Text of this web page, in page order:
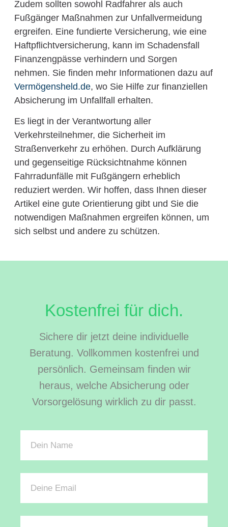
Zudem sollten sowohl Radfahrer als auch
Fußgänger Maßnahmen zur Unfallvermeidung
ergreifen. Eine fundierte Versicherung, wie eine
Haftpflichtversicherung, kann im Schadensfall
Finanzengpässe verhindern und Sorgen
nehmen. Sie finden mehr Informationen dazu auf
Vermögensheld.de, wo Sie Hilfe zur finanziellen
Absicherung im Unfallfall erhalten.
Es liegt in der Verantwortung aller
Verkehrsteilnehmer, die Sicherheit im
Straßenverkehr zu erhöhen. Durch Aufklärung
und gegenseitige Rücksichtnahme können
Fahrradunfälle mit Fußgängern erheblich
reduziert werden. Wir hoffen, dass Ihnen dieser
Artikel eine gute Orientierung gibt und Sie die
notwendigen Maßnahmen ergreifen können, um
sich selbst und andere zu schützen.
Kostenfrei für dich.
Sichere dir jetzt deine individuelle
Beratung. Vollkommen kostenfrei und
persönlich. Gemeinsam finden wir
heraus, welche Absicherung oder
Vorsorgelösung wirklich zu dir passt.